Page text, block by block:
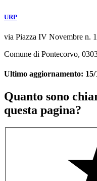
URP
via Piazza IV Novembre n. 1
Comune di Pontecorvo,
Ultimo aggiornamento:
Quanto sono
questa pagina?